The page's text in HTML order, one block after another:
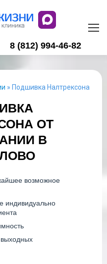
8 (812) 994-46-82
» Подшивка Налтрексона
ОТ
В
возможное
индивидуально
выходных